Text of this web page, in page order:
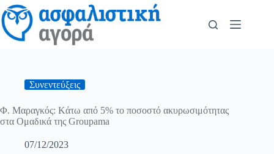
Συνεντεύξεις
Φ. Μαραγκός: Kάτω από 5% το ποσοστό ακυρωσιμότητας
στα Oμαδικά της Groupama
07/12/2023